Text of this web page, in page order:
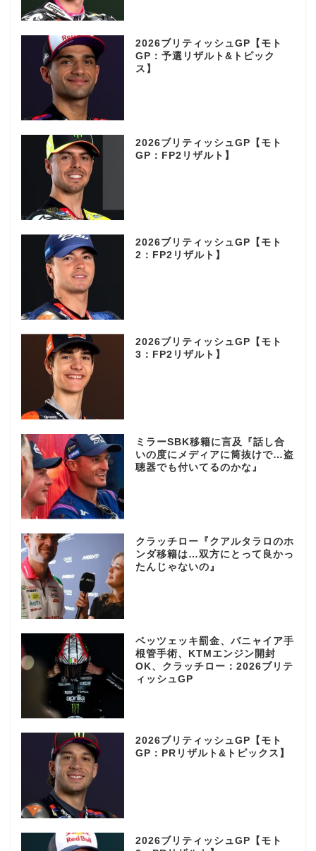
2026ブリティッシュGP【モト
GP：予選リザルト&トピック
ス】
2026ブリティッシュGP【モト
GP：FP2リザルト】
2026ブリティッシュGP【モト
2：FP2リザルト】
2026ブリティッシュGP【モト
3：FP2リザルト】
ミラーSBK移籍に言及『話し合
いの度にメディアに筒抜けで…盗
聴器でも付いてるのかな』
クラッチロー『クアルタラロのホ
ンダ移籍は…双方にとって良かっ
たんじゃないの』
ベッツェッキ罰金、バニャイア手
根管手術、KTMエンジン開封
OK、クラッチロー：2026ブリテ
ィッシュGP
2026ブリティッシュGP【モト
GP：PRリザルト&トピックス】
2026ブリティッシュGP【モト